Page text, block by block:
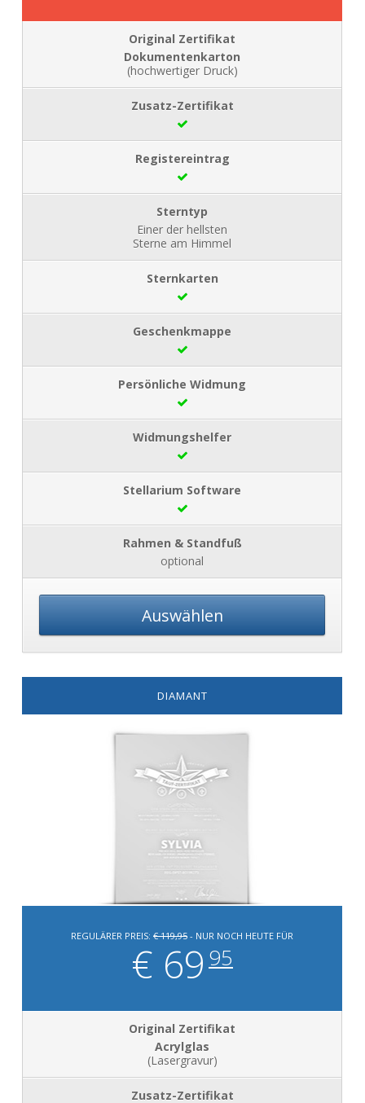
Dokumentenkarton
(hochwertiger Druck)
Einer der hellsten
Sterne am Himmel
optional
Auswählen
DIAMANT
REGULÄRER PREIS: € 119,95 - NUR NOCH HEUTE FÜR
€ 69 95
Acrylglas
(Lasergravur)